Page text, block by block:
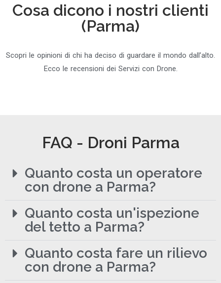
Cosa dicono i nostri clienti
(Parma)
Scopri le opinioni di chi ha deciso di guardare il mondo dall’alto.
Ecco le recensioni dei Servizi con Drone.
FAQ - Droni Parma
Quanto costa un operatore
con drone a Parma?
Quanto costa un'ispezione
del tetto a Parma?
Quanto costa fare un rilievo
con drone a Parma?